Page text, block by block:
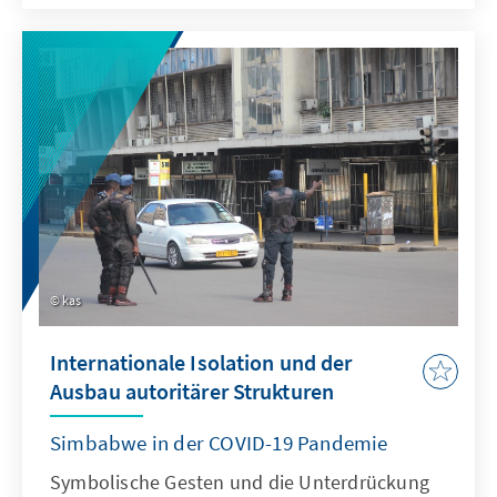
afrikaweite Projekt The Continent
eindrucksvoll demonstrieren.
kas
Internationale Isolation und der
Ausbau autoritärer Strukturen
Simbabwe in der COVID-19 Pandemie
Symbolische Gesten und die Unterdrückung